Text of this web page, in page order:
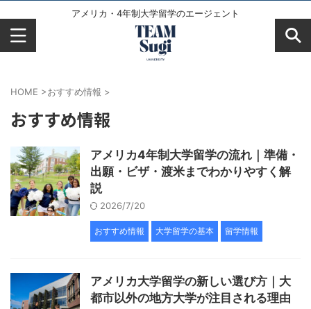
アメリカ・4年制大学留学のエージェント
HOME >おすすめ情報 >
おすすめ情報
アメリカ4年制大学留学の流れ｜準備・
出願・ビザ・渡米までわかりやすく解
説
2026/7/20
おすすめ情報 大学留学の基本 留学情報
アメリカ大学留学の新しい選び方｜大
都市以外の地方大学が注目される理由